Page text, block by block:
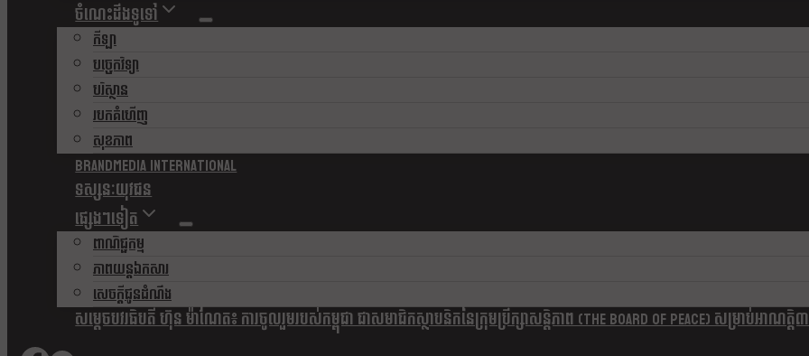
ចំណេះដឹងទូទៅ
កីឡា
បច្ចេកវិទ្យា
បរិស្ថាន
របកគំហើញ
សុខភាព
Brandmedia international
ទស្សនៈយុវជន
ផ្សេងៗទៀត
ពាណិជ្ជកម្ម
ភាពយន្តឯកសារ
សេចក្តីជូនដំណឹង
សម្តេចបវរធិបតី ហ៊ុន ម៉ាណែត៖ ការចូលរួមរបស់កម្ពុជា ជាសមាជិកស្ថាបនិកនៃក្រុមប្រឹក្សាសន្តិភាព (The Board Of Peace) សម្រាប់អាណត្តិ៣